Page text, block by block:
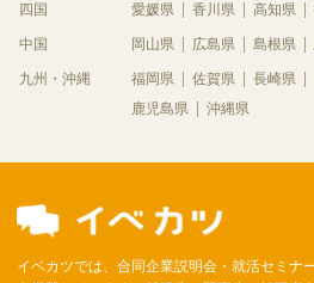
四国 愛媛県 香川県 高知県
中国 岡山県 広島県 島根県
九州・沖縄 福岡県 佐賀県 長崎県
鹿児島県
沖縄県
イベカツでは、合同企業説明会・就活セミナ